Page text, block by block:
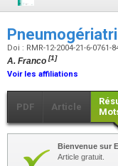
Doi : RMR-12-2004-21-6-0761-
A. Franco [1]
Voir les affiliations
PDF Article
Bienvenue sur
Article gratuit.